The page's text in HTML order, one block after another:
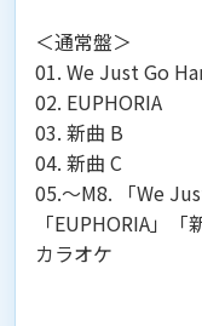
＜通常盤＞
01. We Just Go
02. EUPHORIA
03. 新曲 B
04. 新曲 C
05.～M8. 「We
「EUPHORIA」
カラオケ